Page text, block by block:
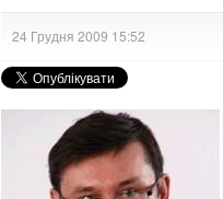
24 Грудня 2009 15:52